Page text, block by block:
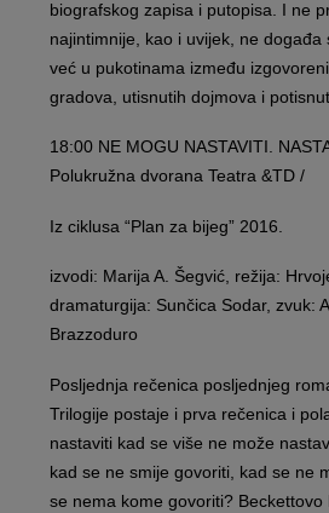
biografskog zapisa i putopisa. I ne
najintimnije, kao i uvijek, ne događa
već u pukotinama između
gradova, utisnutih dojmova i
18:00 NE MOGU NASTAVITI.
Polukružna dvorana Teatra &TD /
Iz ciklusa “Plan za bijeg” 2016.
izvodi: Marija A. Šegvić, režija:
dramaturgija: Sunčica Sodar, zvuk:
Brazzoduro
Posljednja rečenica posljednjeg
Trilogije postaje i prva rečenica i
nastaviti kad se više ne može
kad se ne smije govoriti, kad se ne
se nema kome govoriti? Beckettovo